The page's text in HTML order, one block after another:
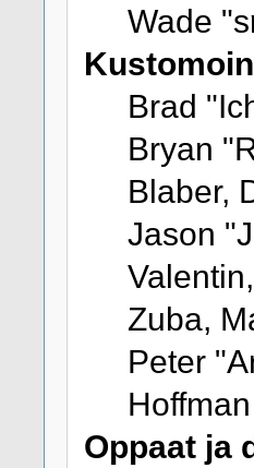
Wade
Brad
Bryan
Blaber,
Jason
Zuba,
Peter
Oppaat ja